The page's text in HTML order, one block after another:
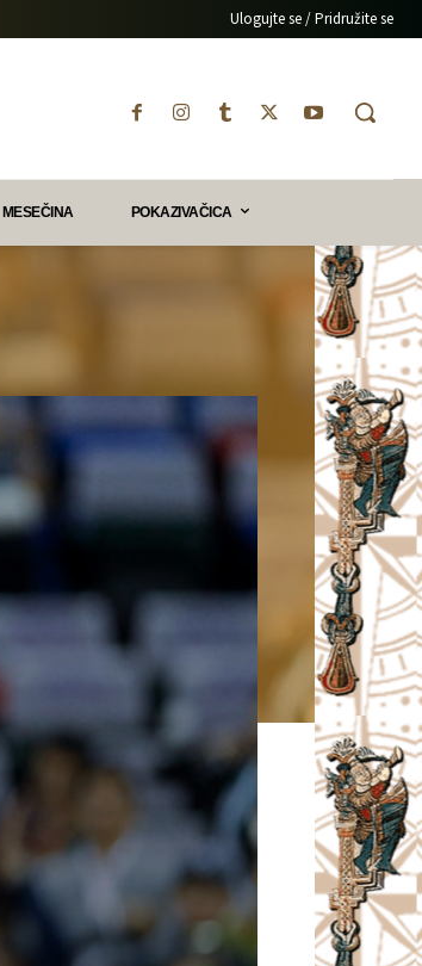
Ulogujte se / Pridružite se
MESEČINA POKAZIVAČICA